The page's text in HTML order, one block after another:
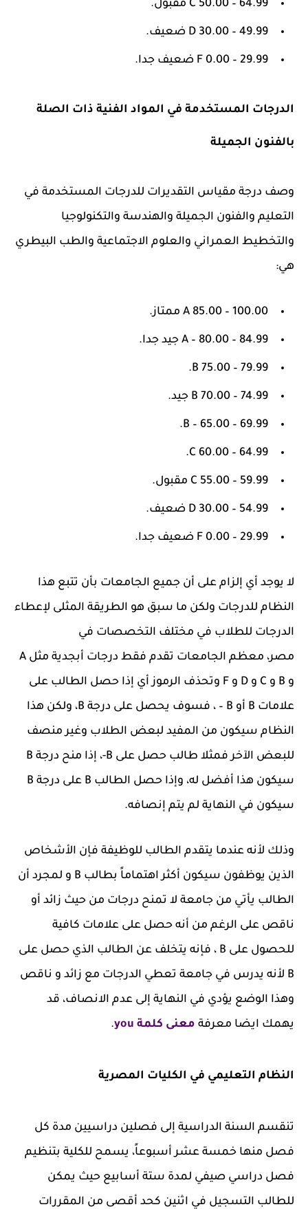
C 50.00 – 64.99 مقبول.
D 30.00 – 49.99 ضعيف.
F 0.00 – 29.99 ضعيف جدا.
الدرجات المستخدمة في المواد الفنية ذات الصلة
بالفنون الجميلة
وصف درجة مقياس التقديرات للدرجات المستخدمة في
التعليم والفنون الجميلة والهندسة والتكنولوجيا
والتخطيط العمراني والعلوم الاجتماعية والطب البيطري
هي:
A 85.00 – 100.00 ممتاز.
A – 80.00 – 84.99 جيد جدا.
B 75.00 – 79.99.
B 70.00 – 74.99 جيد.
B – 65.00 – 69.99.
C 60.00 – 64.99.
C 55.00 – 59.99 مقبول.
D 30.00 – 54.99 ضعيف.
F 0.00 – 29.99 ضعيف جدا.
لا يوجد أي إلزام على أن جميع الجامعات بأن تتبع هذا
النظام للدرجات ولكن ما سبق هو الطريقة المثلى لإعطاء
الدرجات للطلاب في مختلف التخصصات في
مصر، معظم الجامعات تقدم فقط درجات أبجدية مثل A
و B و C و D و F وتحذف الرموز أي إذا حصل الطالب على
علامات B أو B – ، فسوف يحصل على درجة B، ولكن هذا
النظام سيكون من المفيد لبعض الطلاب وغير منصف
للبعض الآخر فمثلا طالب حصل على B-، إذا منح درجة B
سيكون هذا أفضل له، وإذا حصل الطالب B على درجة B
سيكون في النهاية لم يتم إنصافه.
وذلك لأنه عندما يتقدم الطالب للوظيفة فإن الأشخاص
الذين يوظفون سيكون أكثر اهتماماً بطالب B و لمجرد أن
الطالب يأتي من جامعة لا تمنح درجات من حيث زائد أو
ناقص على الرغم من أنه حصل على علامات كافية
للحصول على B ، فإنه يتخلف عن الطالب الذي حصل على
B لأنه يدرس في جامعة تعطي الدرجات مع زائد و ناقص
وهذا الوضع يؤدي في النهاية إلى عدم الانصاف، قد
يهمك ايضا معرفة معنى كلمة you .
النظام التعليمي في الكليات المصرية
تنقسم السنة الدراسية إلى فصلين دراسيين مدة كل
فصل منها خمسة عشر أسبوعاً، يسمح للكلية بتنظيم
فصل دراسي صيفي لمدة ستة أسابيع حيث يمكن
للطالب التسجيل في اثنين كحد أقصى من المقررات